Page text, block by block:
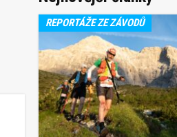
REPORTÁŽE ZE ZÁVODŮ